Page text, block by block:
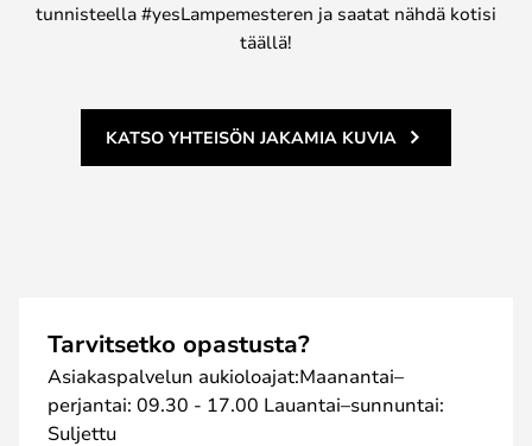
tunnisteella #yesLampemesteren ja saatat nähdä kotisi
täällä!
KATSO YHTEISÖN JAKAMIA KUVIA
Tarvitsetko opastusta?
Asiakaspalvelun aukioloajat:Maanantai–
perjantai: 09.30 - 17.00 Lauantai–sunnuntai:
Suljettu